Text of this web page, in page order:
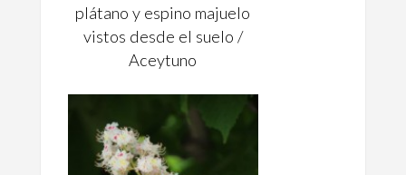
plátano y espino majuelo
vistos desde el suelo /
Aceytuno